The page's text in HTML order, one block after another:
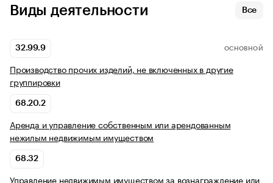
Виды деятельности Все
32.99.9 ОСНОВНОЙ
Производство прочих изделий, не включенных в другие
группировки
68.20.2
Аренда и управление собственным или арендованным
нежилым недвижимым имуществом
68.32
Управление недвижимым имуществом за вознаграждение или